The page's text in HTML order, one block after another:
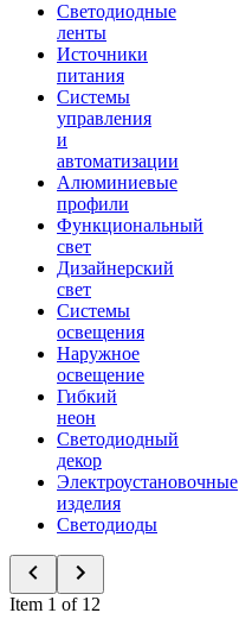
Светодиодные
ленты
Источники
питания
Системы
управления
и
автоматизации
Алюминиевые
профили
Функциональный
свет
Дизайнерский
свет
Системы
освещения
Наружное
освещение
Гибкий
неон
Светодиодный
декор
Электроустановочные
изделия
Светодиоды
Item 1 of 12